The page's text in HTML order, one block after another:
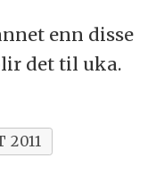
enn disse
det til uka.
2011